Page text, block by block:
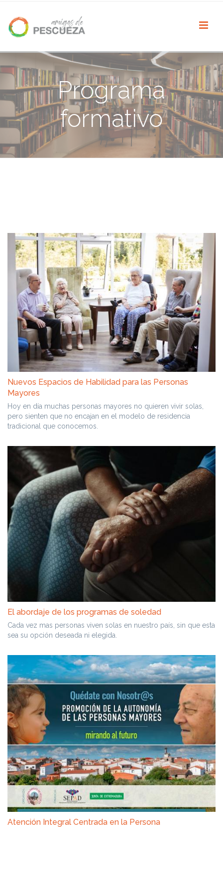
Programa
formativo
Nuevos Espacios de Habilidad para las Personas
Mayores
Hoy en día muchas personas mayores no quieren vivir solas,
pero sienten que no encajan en el modelo de residencia
tradicional que conocemos.
El abordaje de los programas de soledad
Cada vez mas personas viven solas en nuestro país, sin que esta
sea su opción deseada ni elegida.
Atención Integral Centrada en la Persona